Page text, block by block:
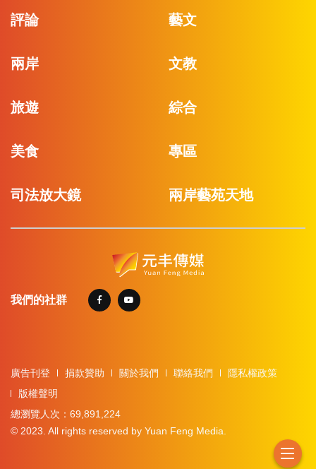
評論 藝文
兩岸 文教
旅遊 綜合
美食 專區
司法放大鏡 兩岸藝苑天地
我們的社群
廣告刊登 捐款贊助 關於我們 聯絡我們
隱私權政策
版權聲明
總瀏覽人次：69,891,224
© 2023. All rights reserved by Yuan Feng Media.